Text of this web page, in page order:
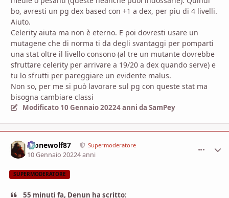
bo, avresti un pg dex based con +1 a dex, per piu di 4 livelli.
Aiuto.
Celerity aiuta ma non è eterno. E poi dovresti usare un
mutagene che di norma ti da degli svantaggi per pomparti
una stat oltre il livello consono (al tre un mutante dovrebbe
sfruttare celerity per arrivare a 19/20 a dex quando serve) e
tu lo sfrutti per pareggiare un evidente malus.
Non so, per me si può lavorare sul pg con queste stat ma
bisogna cambiare classi
Modificato 10 Gennaio 20224 anni da SamPey
Alonewolf87 Supermoderatore
10 Gennaio 20224 anni
SUPERMODERATORE
55 minuti fa, Denun ha scritto: